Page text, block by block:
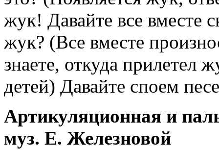
жук! Давайте все
жук? (Все вместе
знаете, откуда прилетел
детей) Давайте споем
Артикуляционная и
муз. Е. Железновой